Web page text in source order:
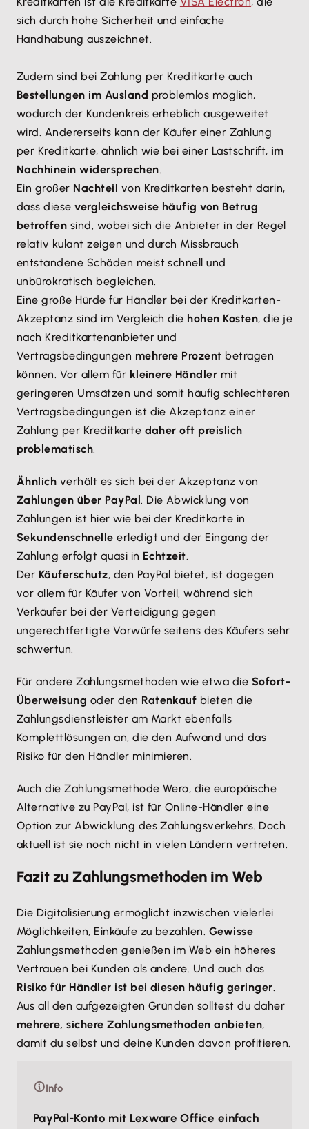
sich durch hohe Sicherheit und einfache
Handhabung auszeichnet.
Zudem sind bei Zahlung per Kreditkarte auch
Bestellungen im Ausland problemlos möglich,
wodurch der Kundenkreis erheblich ausgeweitet
wird. Andererseits kann der Käufer einer Zahlung
per Kreditkarte, ähnlich wie bei einer Lastschrift, im
Nachhinein widersprechen.
Ein großer Nachteil von Kreditkarten besteht darin,
dass diesevergleichsweise häufig von Betrug
betroffen sind, wobei sich die Anbieter in der Regel
relativ kulant zeigen und durch Missbrauch
entstandene Schäden meist schnell und
unbürokratisch begleichen.
Eine große Hürde für Händler bei der Kreditkarten-
Akzeptanz sind im Vergleich die hohen Kosten, die je
nach Kreditkartenanbieter und
Vertragsbedingungen mehrere Prozent betragen
können. Vor allem für kleinere Händler mit
geringeren Umsätzen und somit häufig schlechteren
Vertragsbedingungen ist die Akzeptanz einer
Zahlung per Kreditkarte daher oft preislich
problematisch.
Ähnlich verhält es sich bei der Akzeptanz von
Zahlungen über PayPal. Die Abwicklung von
Zahlungen ist hier wie bei der Kreditkarte in
Sekundenschnelle erledigt und der Eingang der
Zahlung erfolgt quasi in Echtzeit.
Der Käuferschutz, den PayPal bietet, ist dagegen
vor allem für Käufer von Vorteil, während sich
Verkäufer bei der Verteidigung gegen
ungerechtfertigte Vorwürfe seitens des Käufers sehr
schwertun.
Für andere Zahlungsmethoden wie etwa die Sofort-
Überweisung oder den Ratenkauf bieten die
Zahlungsdienstleister am Markt ebenfalls
Komplettlösungen an, die den Aufwand und das
Risiko für den Händler minimieren.
Auch die Zahlungsmethode Wero, die europäische
Alternative zu PayPal, ist für Online-Händler eine
Option zur Abwicklung des Zahlungsverkehrs. Doch
aktuell ist sie noch nicht in vielen Ländern vertreten.
Fazit zu Zahlungsmethoden im Web
Die Digitalisierung ermöglicht inzwischen vielerlei
Möglichkeiten, Einkäufe zu bezahlen. Gewisse
Zahlungsmethoden genießen im Web ein höheres
Vertrauen bei Kunden als andere. Und auch das
Risiko für Händler ist bei diesen häufig geringer.
Aus all den aufgezeigten Gründen solltest du daher
mehrere, sichere Zahlungsmethoden anbieten,
damit du selbst und deine Kunden davon profitieren.
Info
PayPal-Konto mit Lexware Office einfach